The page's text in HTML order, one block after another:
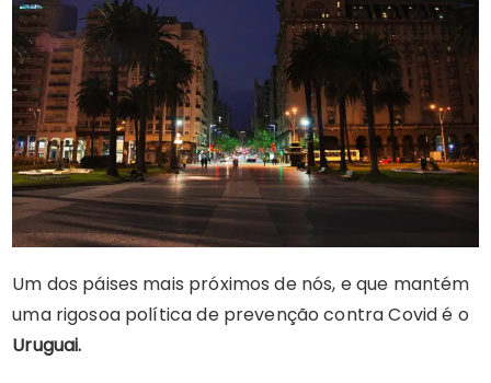
Um dos páises mais próximos de nós, e que mantém
uma rigosoa política de prevenção contra Covid é o
Uruguai.